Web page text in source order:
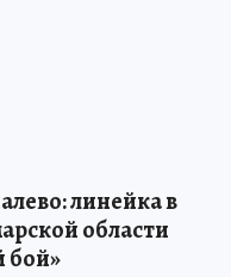
линейка в
области
бой»